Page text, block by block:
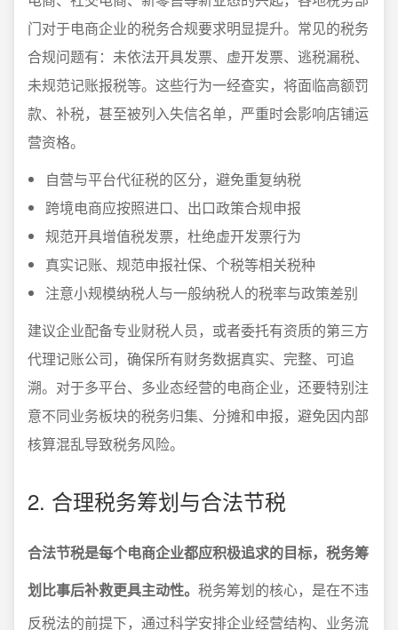
门对于电商企业的税务合规要求明显提升。常见的税务
合规问题有：未依法开具发票、虚开发票、逃税漏税、
未规范记账报税等。这些行为一经查实，将面临高额罚
款、补税，甚至被列入失信名单，严重时会影响店铺运
营资格。
自营与平台代征税的区分，避免重复纳税
跨境电商应按照进口、出口政策合规申报
规范开具增值税发票，杜绝虚开发票行为
真实记账、规范申报社保、个税等相关税种
注意小规模纳税人与一般纳税人的税率与政策差别
建议企业配备专业财税人员，或者委托有资质的第三方
代理记账公司，确保所有财务数据真实、完整、可追
溯。对于多平台、多业态经营的电商企业，还要特别注
意不同业务板块的税务归集、分摊和申报，避免因内部
核算混乱导致税务风险。
2. 合理税务筹划与合法节税
合法节税是每个电商企业都应积极追求的目标，税务筹
划比事后补救更具主动性。 税务筹划的核心，是在不违
反税法的前提下，通过科学安排企业经营结构、业务流